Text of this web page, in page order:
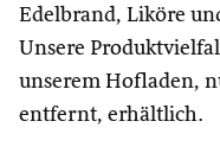
Edelbrand, Liköre
Unsere
unserem Hofladen,
entfernt, erhältlich.